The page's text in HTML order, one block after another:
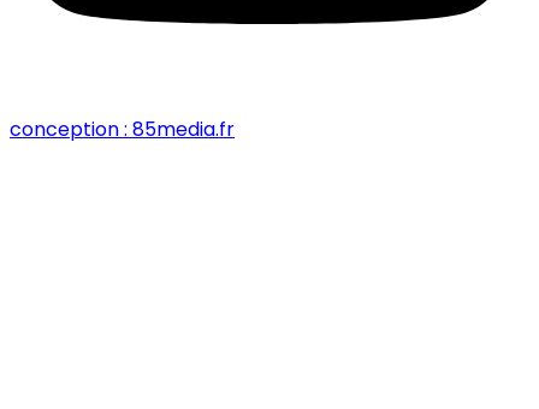
conception : 85media.fr